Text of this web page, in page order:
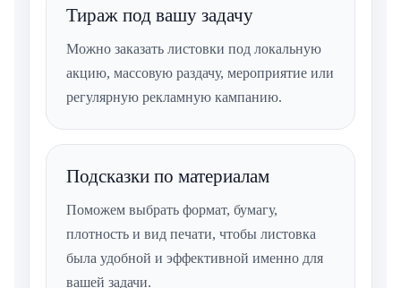
Тираж под вашу задачу
Можно заказать листовки под локальную
акцию, массовую раздачу, мероприятие или
регулярную рекламную кампанию.
Подсказки по материалам
Поможем выбрать формат, бумагу,
плотность и вид печати, чтобы листовка
была удобной и эффективной именно для
вашей задачи.